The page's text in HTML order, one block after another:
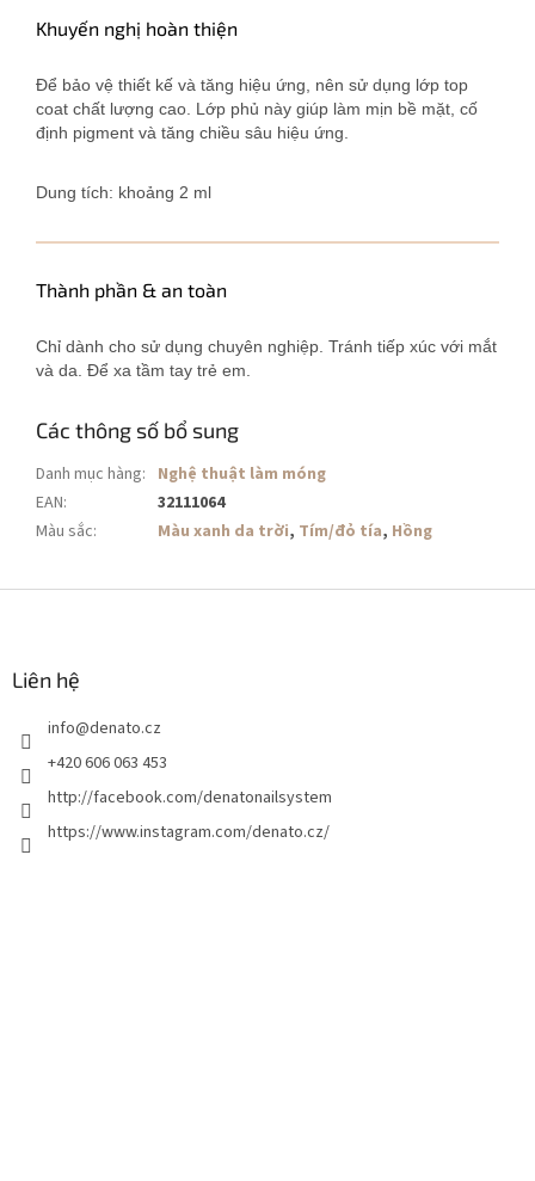
Khuyến nghị hoàn thiện
Để bảo vệ thiết kế và tăng hiệu ứng, nên sử dụng lớp top
coat chất lượng cao. Lớp phủ này giúp làm mịn bề mặt, cố
định pigment và tăng chiều sâu hiệu ứng.
Dung tích: khoảng 2 ml
Thành phần & an toàn
Chỉ dành cho sử dụng chuyên nghiệp. Tránh tiếp xúc với mắt
và da. Để xa tầm tay trẻ em.
Các thông số bổ sung
Danh mục hàng: Nghệ thuật làm móng
EAN:
32111064
Màu sắc: Màu xanh da trời, Tím/đỏ tía, Hồng
Liên hệ
info@denato.cz
+420 606 063 453
http://facebook.com/denatonailsystem
https://www.instagram.com/denato.cz/